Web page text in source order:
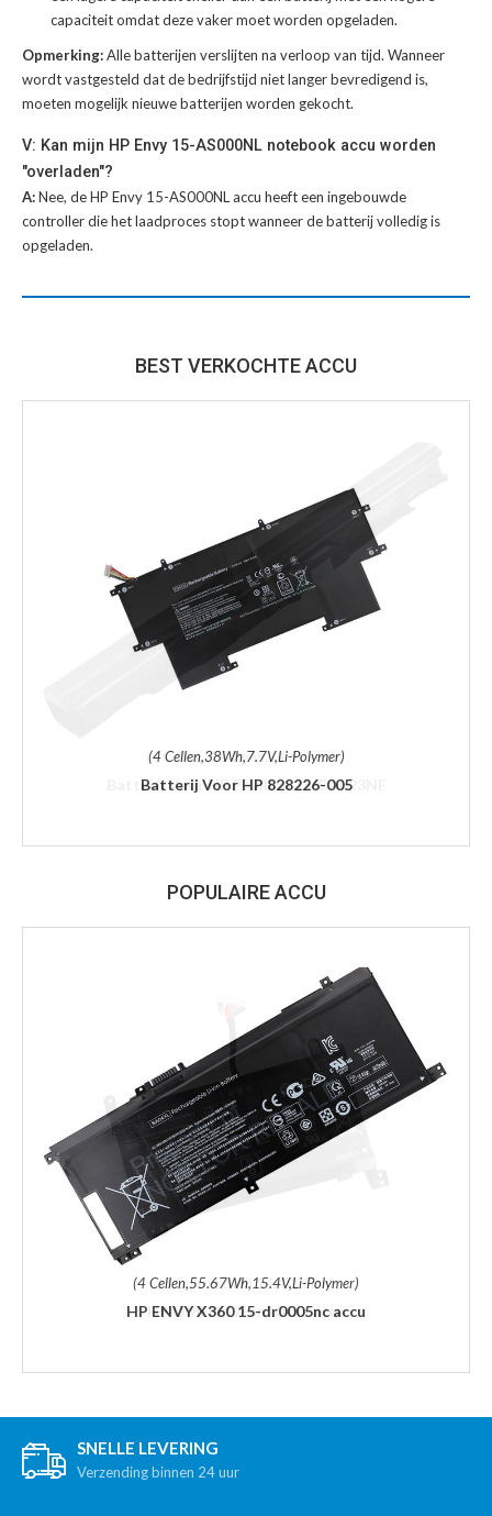
capaciteit omdat deze vaker moet worden opgeladen.
Opmerking:Alle batterijen verslijten na verloop van tijd. Wanneer
wordt vastgesteld dat de bedrijfstijd niet langer bevredigend is,
moeten mogelijk nieuwe batterijen worden gekocht.
V: Kan mijn HP Envy 15-AS000NL notebook accu worden
"overladen"?
A:Nee, de HP Envy 15-AS000NL accu heeft een ingebouwde
controller die het laadproces stopt wanneer de batterij volledig is
opgeladen.
BEST VERKOCHTE ACCU
(4 Cellen,38Wh,7.7V,Li-Polymer)
Batterij Voor HP 828226-005
POPULAIRE ACCU
(4 Cellen,55.67Wh,15.4V,Li-Polymer)
HP ENVY X360 15-dr0005nc accu
SNELLE LEVERING
Verzending binnen 24 uur